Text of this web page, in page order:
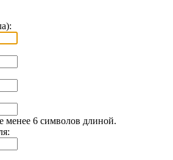
менее 6 символов длиной.